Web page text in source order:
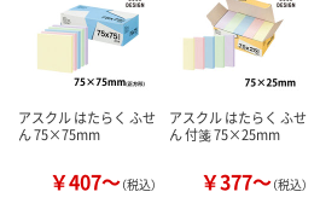
アスクル はたらく ふせ
ん 75×75mm
￥407～（税込）
アスクル はたらく ふせ
ん 付箋 75×25mm
￥377～（税込）